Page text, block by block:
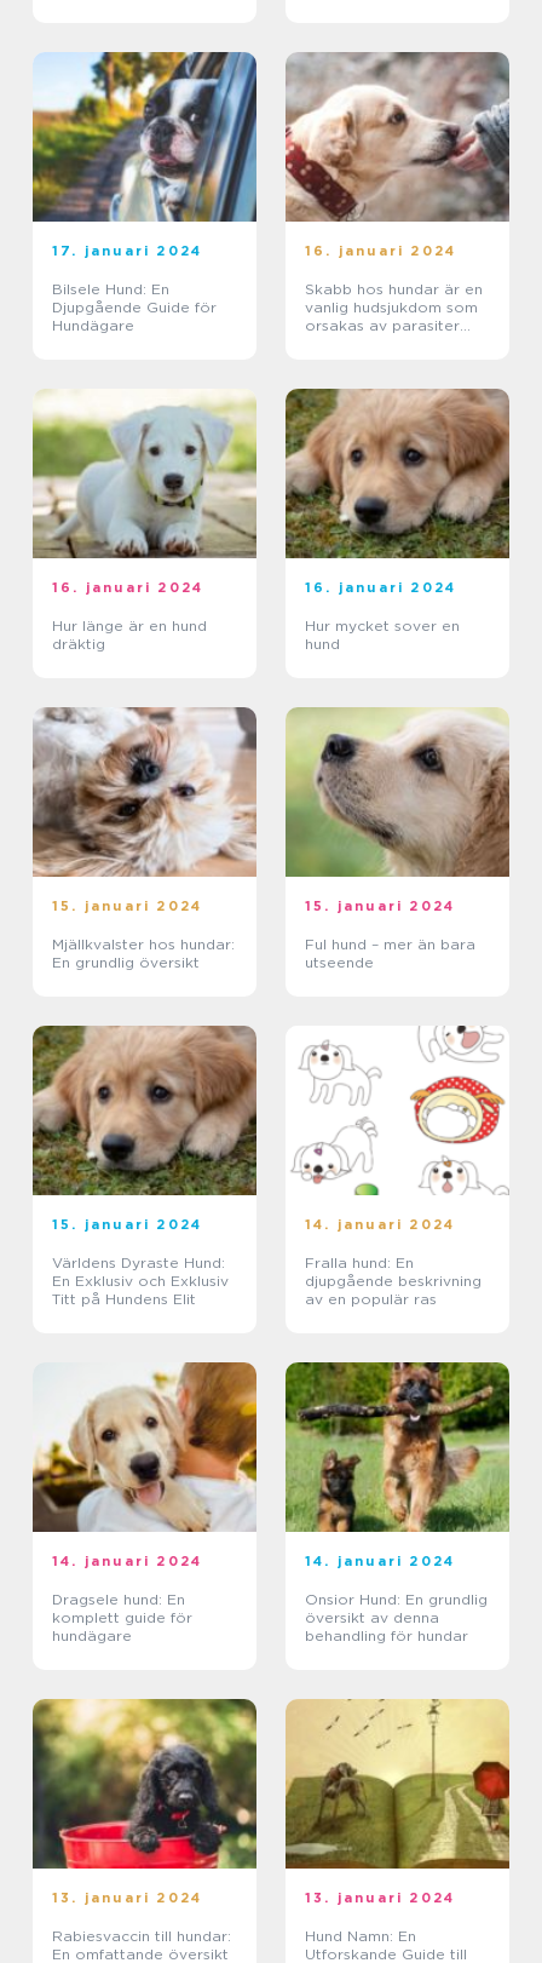
17. januari 2024
Bilsele Hund: En
Djupgående Guide för
Hundägare
16. januari 2024
Skabb hos hundar är en
vanlig hudsjukdom som
orsakas av parasiter
16. januari 2024
Hur länge är en hund
dräktig
16. januari 2024
Hur mycket sover en
hund
15. januari 2024
Mjällkvalster hos hundar:
En grundlig översikt
15. januari 2024
Ful hund – mer än bara
utseende
15. januari 2024
Världens Dyraste Hund:
En Exklusiv och Exklusiv
Titt på Hundens Elit
14. januari 2024
Fralla hund: En
djupgående beskrivning
av en populär ras
14. januari 2024
Dragsele hund: En
komplett guide för
hundägare
14. januari 2024
Onsior Hund: En grundlig
översikt av denna
behandling för hundar
13. januari 2024
Rabiesvaccin till hundar:
En omfattande översikt
13. januari 2024
Hund Namn: En
Utforskande Guide till